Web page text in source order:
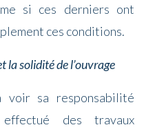
si ces derniers ont
ces conditions.
la solidité de l’ouvrage
voir sa responsabilité
des travaux